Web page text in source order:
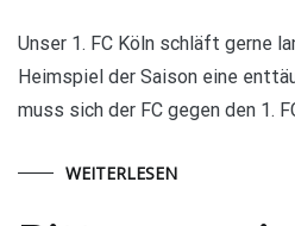
Unser 1. FC Köln schläft gerne
Heimspiel der Saison eine
muss sich der FC gegen den 1.
WEITERLESEN